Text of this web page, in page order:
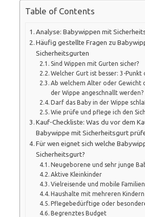
Table of Contents
Analyse: Babywippen mit
Häufig gestellte Fragen zu
Sicherheitsgurten
Sind Wippen mit Gurten sicher?
Welcher Gurt ist besser: 3-Punkt
Ab welchem Alter oder Gewicht
der Wippe angeschnallt werden?
Darf das Baby in der Wippe
Wie prüfe und pflege ich den
Kauf-Checkliste: Was du vor dem
Babywippe mit Sicherheitsgurt
Für wen eignet sich welche
Sicherheitsgurt?
Neugeborene und sehr junge
Aktive Kleinkinder
Vielreisende und mobile Familien
Haushalte mit mehreren Kindern
Pflegebedürftige oder
Begrenztes Budget